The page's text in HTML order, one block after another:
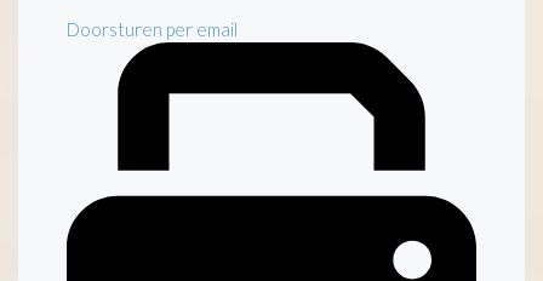
Doorsturen per email